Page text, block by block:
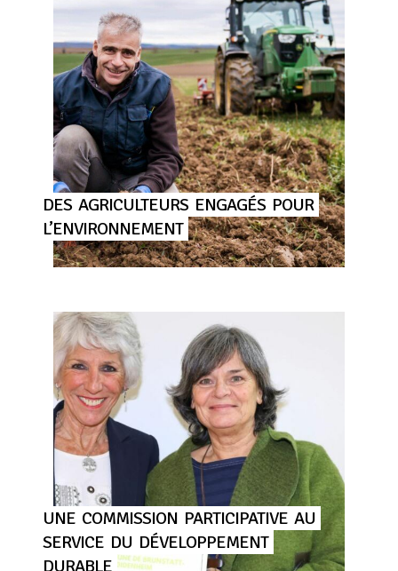
DES AGRICULTEURS ENGAGÉS POUR
L’ENVIRONNEMENT
UNE COMMISSION PARTICIPATIVE AU
SERVICE DU DÉVELOPPEMENT
DURABLE